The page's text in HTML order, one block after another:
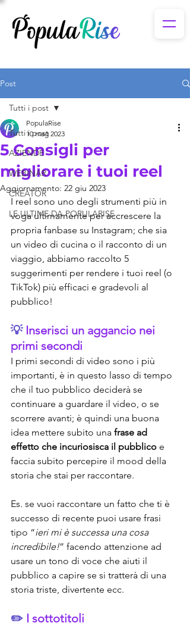
Post
Tutti i post
AZIENDE
WEBINAR
CREATOR
LE ULTIME DA POPULARISE
Tutti i post
5 Consigli per
migliorare i tuoi reel
PopulaRise
10 mag 2023
Aggiornamento: 22 giu 2023
I reel sono uno degli strumenti più in
voga ultimamente per accrescere la
propria fanbase su Instagram; che sia
un video di cucina o il racconto di un
viaggio, abbiamo raccolto 5
suggerimenti per rendere i tuoi reel (o
TikTok) più efficaci e gradevoli al
pubblico!
💡 Inserisci un aggancio nei
primi secondi
I primi secondi di video sono i più
importanti, è in questo lasso di tempo
che il tuo pubblico deciderà se
continuare a guardare il video, o se
scorrere avanti; è quindi una buona
idea mettere subito una frase ad
effetto che incuriosisca il pubblico e
faccia subito percepire il mood della
storia che stai per raccontare.
Es. se vuoi raccontare un fatto che ti è
successo di recente puoi usare frasi
tipo “ieri mi è successa una cosa
incredibile!” facendo attenzione ad
usare un tono di voce che aiuti il
pubblico a capire se si tratterà di una
storia triste, divertente ecc.
✏️ I sottotitoli